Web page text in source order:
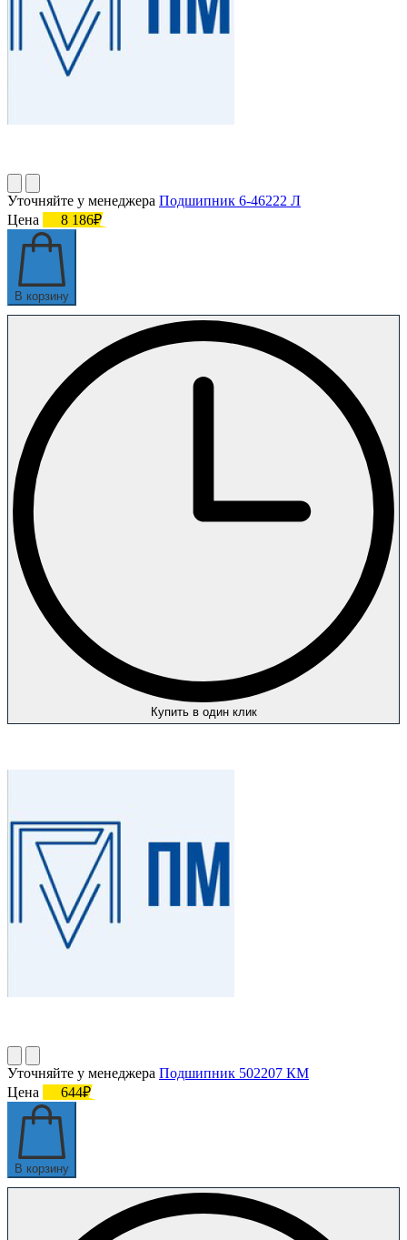
Уточняйте у менеджера Подшипник 6-46222 Л
Цена
8 186₽
В корзину
Купить в один клик
Уточняйте у менеджера Подшипник 502207 КМ
Цена
644₽
В корзину